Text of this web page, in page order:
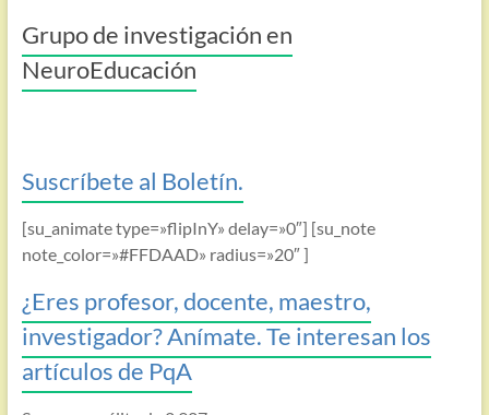
Grupo de investigación en
NeuroEducación
Suscríbete al Boletín.
[su_animate type=»flipInY» delay=»0″] [su_note
note_color=»#FFDAAD» radius=»20″ ]
¿Eres profesor, docente, maestro,
investigador? Anímate. Te interesan los
artículos de PqA